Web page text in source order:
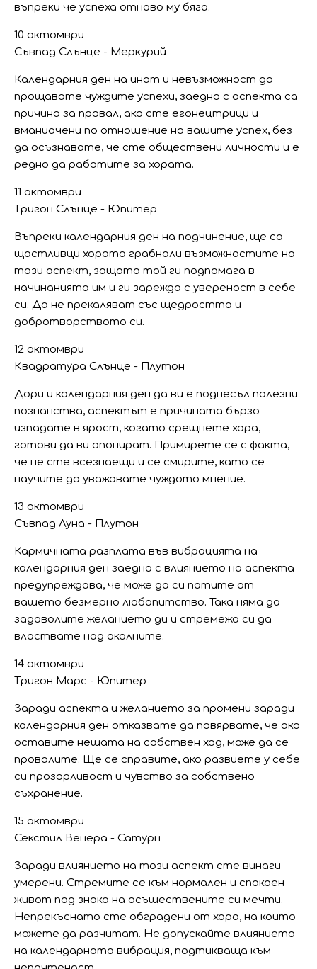
въпреки че успеха отново му бяга.
10 октомври
Съвпад Слънце - Меркурий
Календарния ден на инат и невъзможност да
прощавате чуждите успехи, заедно с аспекта са
причина за провал, ако сте егонецтрици и
вманиачени по отношение на вашите успех, без
да осъзнавате, че сте обществени личности и е
редно да работите за хората.
11 октомври
Тригон Слънце - Юпитер
Въпреки календарния ден на подчинение, ще са
щастливци хората грабнали възможностите на
този аспект, защото той ги подпомага в
начинанията им и ги зарежда с увереност в себе
си. Да не прекаляват със щедростта и
добротворството си.
12 октомври
Квадратура Слънце - Плутон
Дори и календарния ден да ви е поднесъл полезни
познанства, аспектът е причината бързо
изпадате в ярост, когато срещнете хора,
готови да ви опонират. Примирете се с факта,
че не сте всезнаещи и се смирите, като се
научите да уважавате чуждото мнение.
13 октомври
Съвпад Луна - Плутон
Кармичната разплата във вибрацията на
календарния ден заедно с влиянието на аспекта
предупреждава, че може да си патите от
вашето безмерно любопитство. Така няма да
задоволите желанието ди и стремежа си да
властвате над околните.
14 октомври
Тригон Марс - Юпитер
Заради аспекта и желанието за промени заради
календарния ден отказвате да повярвате, че ако
оставите нещата на собствен ход, може да се
провалите. Ще се справите, ако развиете у себе
си прозорливост и чувство за собствено
съхранение.
15 октомври
Секстил Венера - Сатурн
Заради влиянието на този аспект сте винаги
умерени. Стремите се към нормален и спокоен
живот под знака на осъществените си мечти.
Непрекъснато сте обградени от хора, на които
можете да разчитат. Не допускайте влиянието
на календарната вибрация, подтикваща към